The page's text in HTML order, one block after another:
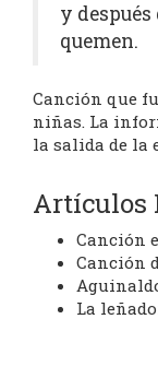
y
quemen.
Canción que
niñas. La
la salida de la
Artículos
Canción
Canción
La